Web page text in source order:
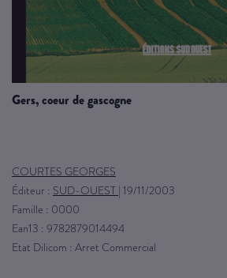
gers, coeur de gascogne
COURTES GEORGES
Éditeur : SUD-OUEST 19/11/2003
Famille : 0000
Ean13 : 9782879014494
Etat Dilicom : Arret Commercial